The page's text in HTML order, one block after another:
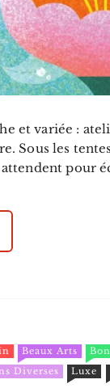
et variée :
Sous les
pour
Beaux Arts
Diverses Luxe